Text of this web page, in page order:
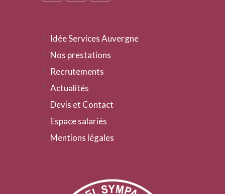
Idée Services Auvergne
Nos prestations
Recrutements
Actualités
Devis et Contact
Espace salariés
Mentions légales